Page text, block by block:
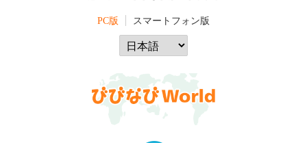
PC版 スマートフォン版